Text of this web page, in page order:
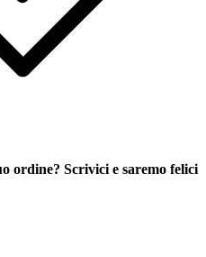
ordine? Scrivici e saremo felici